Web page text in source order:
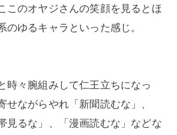
このオヤジさんの笑顔を見るとほ
のゆるキャラといった感じ。
時々腕組みして仁王立ちになっ
せながらやれ「新聞読むな」、
見るな」、「漫画読むな」などな